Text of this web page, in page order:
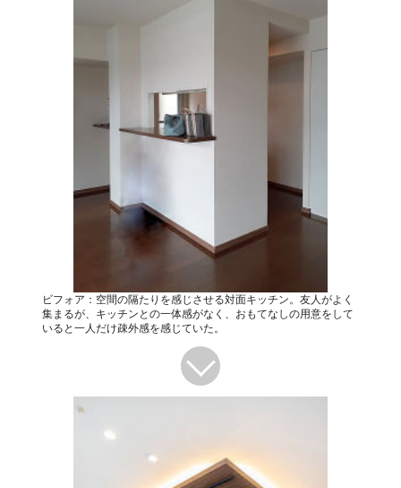
ビフォア：空間の隔たりを感じさせる対面キッチン。友人がよく
集まるが、キッチンとの一体感がなく、おもてなしの用意をして
いると一人だけ疎外感を感じていた。